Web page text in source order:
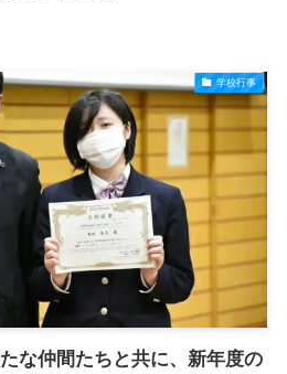
学校行事
な仲間たちと共に、新年度の